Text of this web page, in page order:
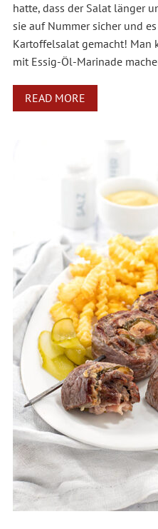
hatte, dass der Salat länger
sie auf Nummer sicher und
Kartoffelsalat gemacht! Man
mit Essig-Öl-Marinade
READ MORE